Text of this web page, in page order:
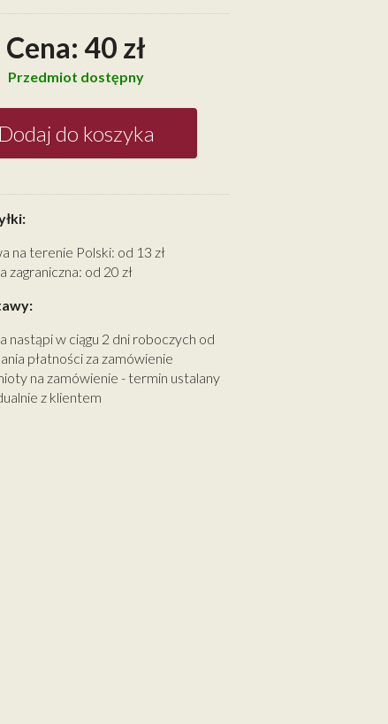
Cena: 40 zł
Przedmiot dostępny
Dodaj do koszyka
na terenie Polski: od 13 zł
zagraniczna: od 20 zł
nastąpi w ciągu 2 dni roboczych od
płatności za zamówienie
na zamówienie - termin ustalany
z klientem